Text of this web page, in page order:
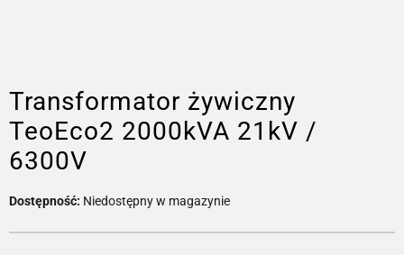
Transformator żywiczny
TeoEco2 2000kVA 21kV /
6300V
Dostępność: Niedostępny w magazynie